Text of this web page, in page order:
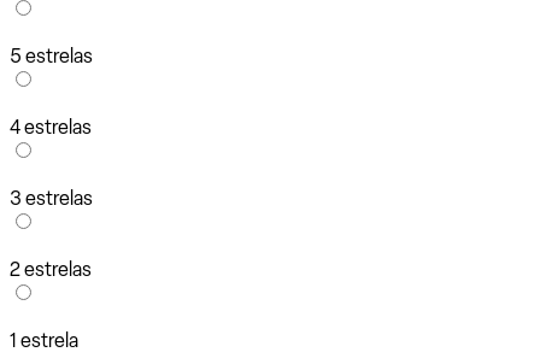
5 estrelas
4 estrelas
3 estrelas
2 estrelas
1 estrela